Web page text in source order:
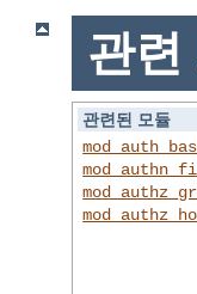
관련
관련된 모듈